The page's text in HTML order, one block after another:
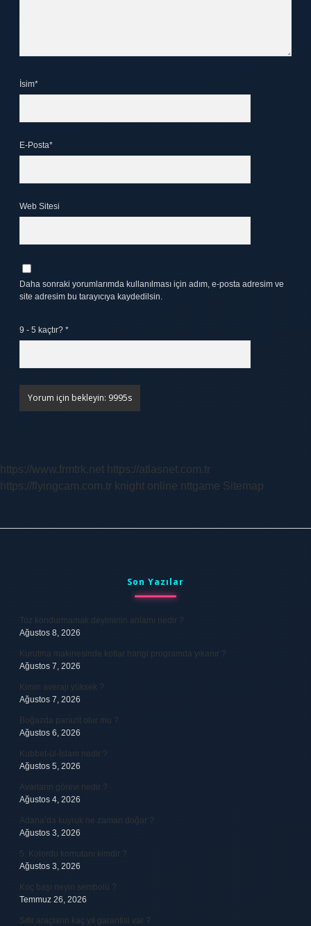
İsim*
E-Posta*
Web Sitesi
Daha sonraki yorumlarımda kullanılması için adım, e-posta adresim ve
site adresim bu tarayıcıya kaydedilsin.
9 - 5 kaçtır? *
https://www.frmtrk.net https://atlasnet.com.tr
https://flyingcam.com.tr knight online nttgame Sitemap
Son Yazılar
Toz kondurmamak deyiminin anlamı nedir ?
Ağustos 8, 2026
Kurutma makinesinde kotlar hangi programda yıkanır ?
Ağustos 7, 2026
Kimin averajı yüksek ?
Ağustos 7, 2026
Boğazda parazit olur mu ?
Ağustos 6, 2026
Kubbet-ül-İslam nedir ?
Ağustos 5, 2026
Avarların görevi nedir ?
Ağustos 4, 2026
Adana’da kuyruk ne zaman doğar ?
Ağustos 3, 2026
5. Kolordu komutanı kimdir ?
Ağustos 3, 2026
Koç başı neyin sembolü ?
Temmuz 26, 2026
Sıfır araçların kaç yıl garantisi var ?